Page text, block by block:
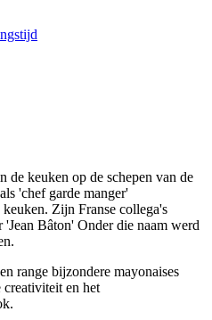
de keuken op de schepen van de
'chef garde manger'
Zijn Franse collega's
'Jean Bâton' Onder die naam werd
range bijzondere mayonaises
en het